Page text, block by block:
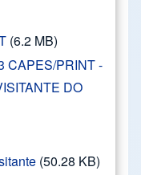
(6.2 MB)
CAPES/PRINT -
DO
(50.28 KB)